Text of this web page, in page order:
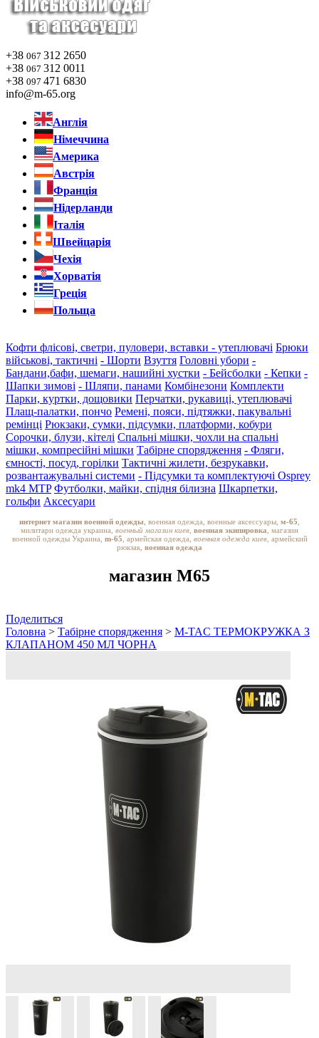
+38 067 312 2650
+38 067 312 0011
+38 097 471 6830
info@m-65.org
Англія
Німеччина
Америка
Австрія
Франція
Нідерланди
Італія
Швейцарія
Чехія
Хорватія
Греція
Польща
Кофти флісові, светри, пуловери, вставки - утеплювачі Брюки
військові, тактичні - Шорти Взуття Головні убори -
Бандани,бафи, шемаги, нашийні хустки - Бейсболки - Кепки -
Шапки зимові - Шляпи, панами Комбінезони Комплекти
Парки, куртки, дощовики Перчатки, рукавиці, утеплювачі
Плащ-палатки, пончо Ремені, пояси, підтяжки, пакувальні
ремінці Рюкзаки, сумки, підсумки, платформи, кобури
Сорочки, блузи, кітелі Спальні мішки, чохли на спальні
мішки, компресійні мішки Табірне спорядження - Фляги,
ємності, посуд, горілки Тактичні жилети, безрукавки,
розвантажувальні системи - Підсумки та комплектуючі Osprey
mk4 MTP Футболки, майки, спідня білизна Шкарпетки,
гольфи Аксесуари
интернет магазин военной одежды , военная одежда, военные аксессуары, м-65
милитари одежда украина, военный магазин киев, военная экипировка , магазин
военной одежды Украина, m-65 , армейская одежда, военная одежда киев, армейский
рюкзак, военная одежда
магазин M65
Поделиться
Головна > Табірне спорядження > M-TAC ТЕРМОКРУЖКА З
КЛАПАНОМ 450 МЛ ЧОРНА